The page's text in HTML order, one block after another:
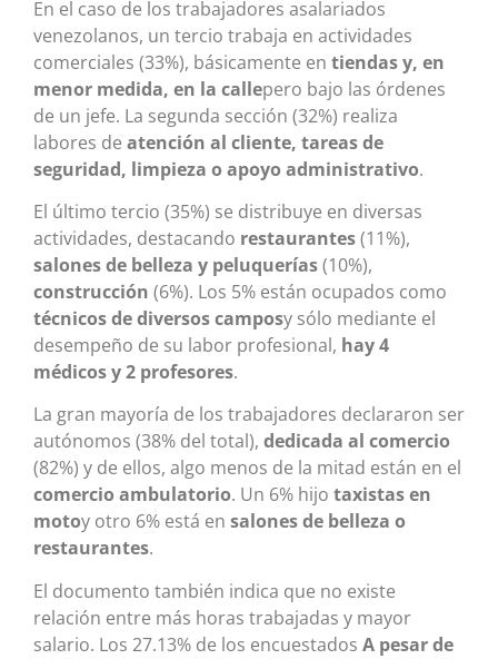
En el caso de los trabajadores asalariados
venezolanos, un tercio trabaja en actividades
comerciales (33%), básicamente en tiendas y, en
menor medida, en la callepero bajo las órdenes
de un jefe. La segunda sección (32%) realiza
labores de atención al cliente, tareas de
seguridad, limpieza o apoyo administrativo.
El último tercio (35%) se distribuye en diversas
actividades, destacando restaurantes(11%),
salones de belleza y peluquerías(10%),
construcción (6%). Los 5% están ocupados como
técnicos de diversos camposy sólo mediante el
desempeño de su labor profesional, hay 4
médicos y 2 profesores.
La gran mayoría de los trabajadores declararon ser
autónomos (38% del total), dedicada al comercio
(82%) y de ellos, algo menos de la mitad están en el
comercio ambulatorio. Un 6% hijo taxistas en
motoy otro 6% está en salones de belleza o
restaurantes.
El documento también indica que no existe
relación entre más horas trabajadas y mayor
salario. Los 27.13% de los encuestados A pesar de